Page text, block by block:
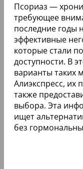
Псориаз —
требующее
последние годы
эффективные
которые стали
доступности. В
варианты таких
Алиэкспресс, их
также
выбора. Эта
ищет
без